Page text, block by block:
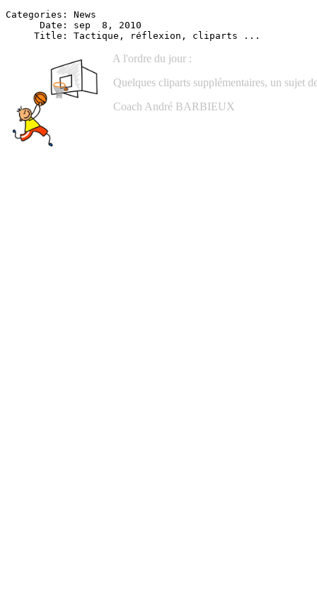
Categories: News
      Date: sep  8, 2010
A l'ordre du jour :
Quelques cliparts supplémentaires, un sujet
Coach André BARBIEUX